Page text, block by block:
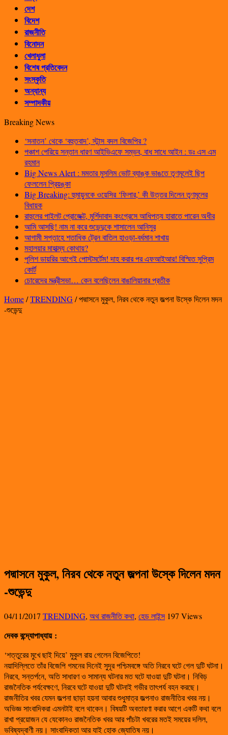
দেশ
বিদেশ
রাজনীতি
বিনোদন
খেলাধুলা
বিশেষ প্রতিবেদন
সংস্কৃতি
অন্যান্য
সম্পাদকীয়
Breaking News
‘সনাতন’ থেকে ‘বহুতবাদ’, স্টান্স বদল বিজেপির ?
পঞ্চাশ পেরিয়ে সন্তান ধারণ আইভিএফে সম্ভব, বাধ সাধে আইন : ডঃ এস এম
রহমান
Big News Alert : মমতার মুসলিম ভোট ব্যাঙ্ক ভাঙতে তৃণমূলেই ছিপ
ফেললেন প্রিয়ঙ্কা
Big Breaking: হুমায়ুনকে ওয়েসির ‘ফিলার,’ কী উত্তর দিলেন তৃণমূলের
বিধায়ক
রাহুলের পাইলট প্রোজেক্ট, মুর্শিদাবাদ কংগ্রেসে আধিপত্য হারাতে পারেন অধীর
আমি আসছি! নাম না করে শুভেন্দুকে শাসালেন আনিসুর
আগামী সপ্তাহে শতাধিক ট্রেন বাতিল হাওড়া-বর্ধমান শাখায়
মহালয়ার মাহাত্ম্য কোথায়?
পুলিশ ডায়রির আগেই পোস্টমর্টেম! দাহ করার পর এফআইআর! বিস্মিত সুপ্রিম
কোর্ট
চোরেদের মন্ত্রীসভা… কেন বলেছিলেন বাঙালিয়ানার প্রতীক
Home/TRENDING/পদ্মাসনে মুকুল, নিরব থেকে নতুন জল্পনা উস্কে দিলেন মদন
-শুভেন্দু
পদ্মাসনে মুকুল, নিরব থেকে নতুন জল্পনা উস্কে দিলেন মদন
-শুভেন্দু
04/11/2017 TRENDING, অথ রাজনীতি কথা, হেড লাইন্স 197 Views
দেবক বন্দ্যোপাধ্যায়:
‘শত্তুরের মুখে ছাই দিয়ে’ মুকুল রায় গেলেন বিজেপিতে!
নয়াদিল্লিতে তাঁর বিজেপি গমনের দিনেই সুদূর পশ্চিমবঙ্গে অতি নিরবে ঘটে গেল দুটি ঘটনা।
নিরবে, সন্তর্পনে, অতি সাধারণ ও সামান্য ঘটনার মত ঘটে যাওয়া দুটি ঘটনা। নিবিড়
রাজনৈতিক পর্যবেক্ষণে, নিরবে ঘটে যাওয়া দুটি ঘটনাই গভীর তাৎপর্য বহন করছে।
রাজনীতির খবর যেমন জল্পনা ছাড়া হয়না আবার শুধুমাত্র জল্পনাও রাজনীতির খবর নয়।
অভিজ্ঞ সাংবাদিকরা এমনটাই বলে থাকেন। বিষয়টি অবতারণা করার আগে একটি কথা বলে
রাখা প্রয়োজন যে যেকোনও রাজনৈতিক খবর আর পাঁচটা খবরের মতই সময়ের দলিল,
ভবিষ্যদ্বাণী নয়। সাংবাদিকতা আর যাই হোক জ্যোতিষ নয়।